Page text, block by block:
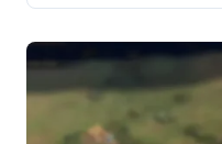
наличност